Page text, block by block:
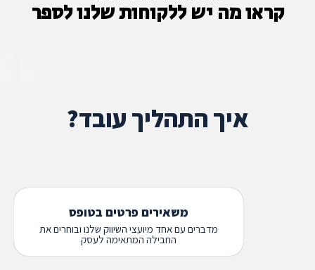
קראו מה יש ללקוחות שלנו לספר
איך התהליך עובד?
משאירים פרטים בטופס
מדברים עם אחד מיועצי השיווק שלנו ובוחרים את
החבילה המתאימה לעסק